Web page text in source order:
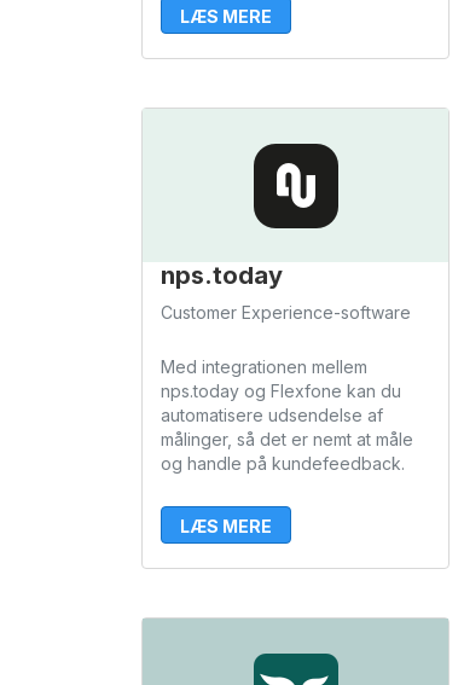
LÆS MERE
nps.today
Customer Experience-software
Med integrationen mellem
nps.today og Flexfone kan du
automatisere udsendelse af
målinger, så det er nemt at måle
og handle på kundefeedback.
LÆS MERE